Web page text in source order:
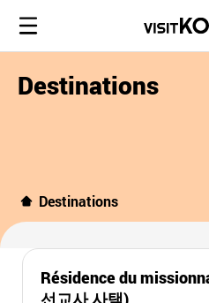
Destinations
Destinations
Résidence du
선교사 사택)